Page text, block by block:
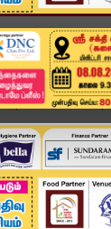
அரசியல்
| 22 DEC 2025 |